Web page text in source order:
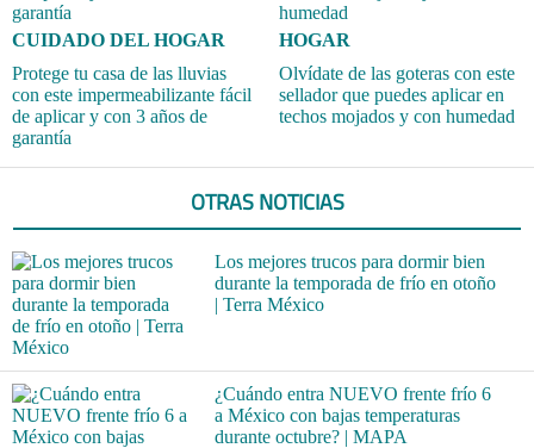
CUIDADO DEL HOGAR
Protege tu casa de las lluvias
con este impermeabilizante fácil
de aplicar y con 3 años de
garantía
HOGAR
Olvídate de las goteras con este
sellador que puedes aplicar en
techos mojados y con humedad
OTRAS NOTICIAS
Los mejores trucos para dormir bien
durante la temporada de frío en otoño
| Terra México
¿Cuándo entra NUEVO frente frío 6
a México con bajas temperaturas
durante octubre? | MAPA